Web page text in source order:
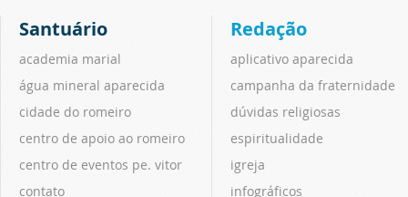
Santuário
academia marial
água mineral aparecida
cidade do romeiro
centro de apoio ao romeiro
centro de eventos pe. vitor
contato
Redação
aplicativo aparecida
campanha da fraternidade
dúvidas religiosas
espiritualidade
igreja
infográficos